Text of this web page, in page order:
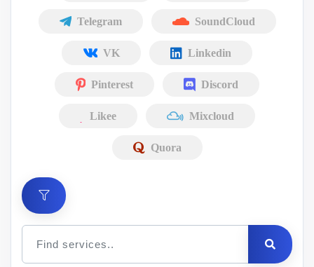
Telegram SoundCloud
VK Linkedin
Pinterest Discord
Likee Mixcloud
Quora